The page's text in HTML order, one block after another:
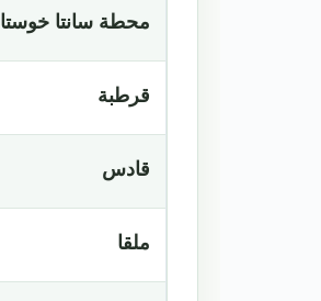
محطة سانتا خوستا
قرطبة
قادس
ملقا